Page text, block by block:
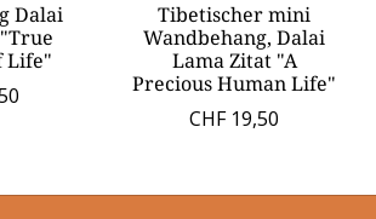
Dalai
Life"
Tibetischer mini
Wandbehang, Dalai
Lama Zitat "A
Precious Human Life"
CHF 19,50